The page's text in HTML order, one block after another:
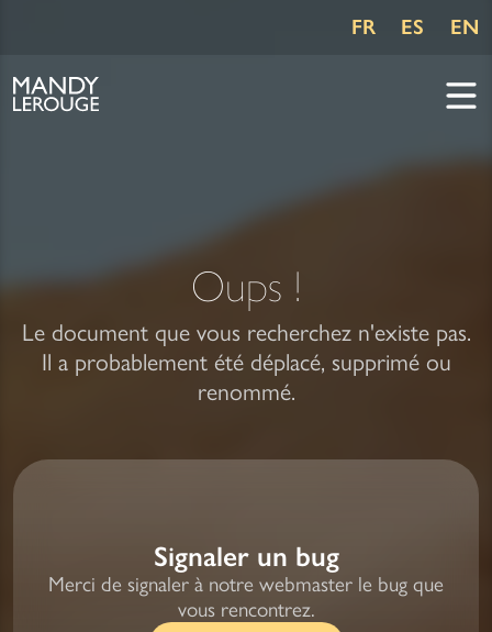
FR ES EN
Oups !
Le document que vous recherchez n'existe pas.
Il a probablement été déplacé, supprimé ou
renommé.
Signaler un bug
Merci de signaler à notre webmaster le bug que
vous rencontrez.